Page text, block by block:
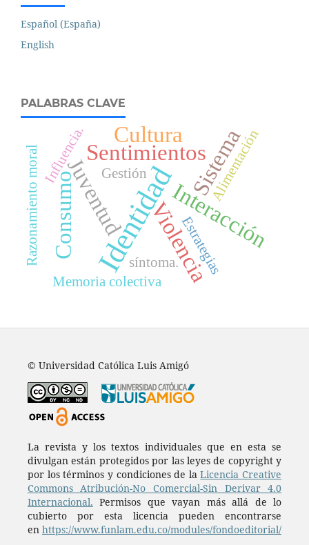
Español (España)
English
PALABRAS CLAVE
Identidad
Sentimientos
Interacción
Juventud
Violencia
Consumo
Cultura Sistema
Memoria colectiva
síntoma.Estrategias
Alimentación
Influencia. Gestión
Razonamiento moral
© Universidad Católica Luis Amigó
La revista y los textos individuales que en esta se
divulgan están protegidos por las leyes de copyright y
por los términos y condiciones de laLicencia Creative
Commons Atribución-No Comercial-Sin Derivar 4.0
Internacional. Permisos que vayan más allá de lo
cubierto por esta licencia pueden encontrarse
en https://www.funlam.edu.co/modules/fondoeditorial/